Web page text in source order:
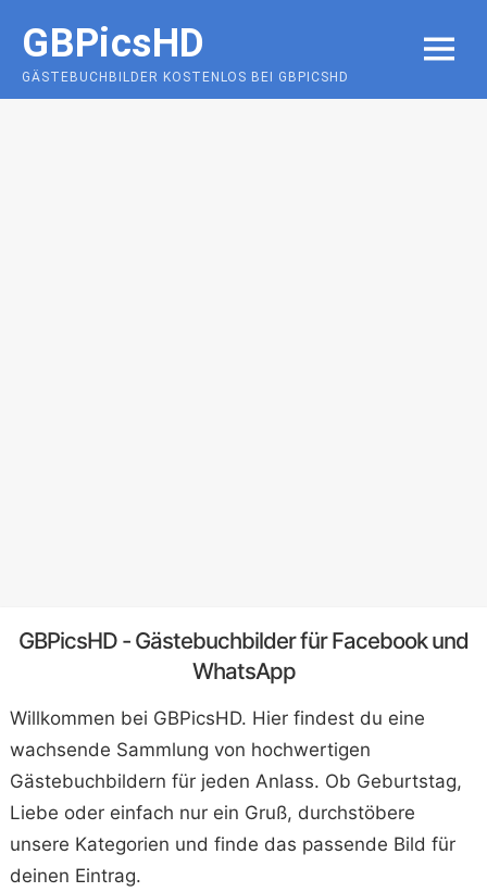
content
GBPicsHD
GÄSTEBUCHBILDER KOSTENLOS BEI GBPICSHD
MENU
GBPicsHD - Gästebuchbilder für Facebook und
WhatsApp
Willkommen bei GBPicsHD. Hier findest du eine
wachsende Sammlung von hochwertigen
Gästebuchbildern für jeden Anlass. Ob Geburtstag,
Liebe oder einfach nur ein Gruß, durchstöbere
unsere Kategorien und finde das passende Bild für
deinen Eintrag.